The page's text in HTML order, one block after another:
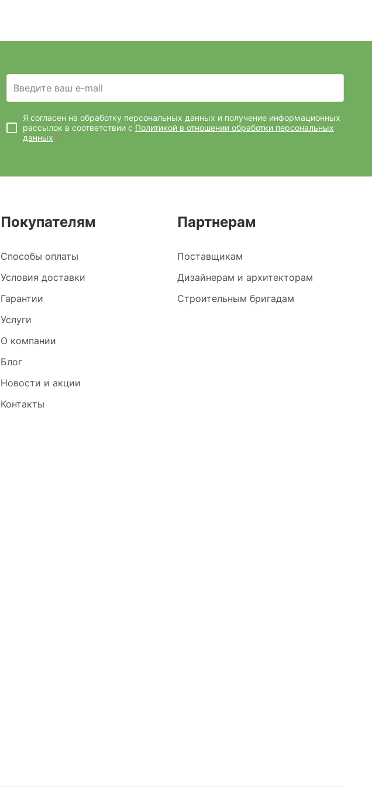
Введите ваш e-mail
Я согласен на обработку персональных данных и получение информационных
рассылок в соответствии с Политикой в отношении обработки персональных
данных *
Покупателям
Способы оплаты
Условия доставки
Гарантии
Услуги
О компании
Блог
Новости и акции
Контакты
Партнерам
Поставщикам
Дизайнерам и архитекторам
Строительным бригадам